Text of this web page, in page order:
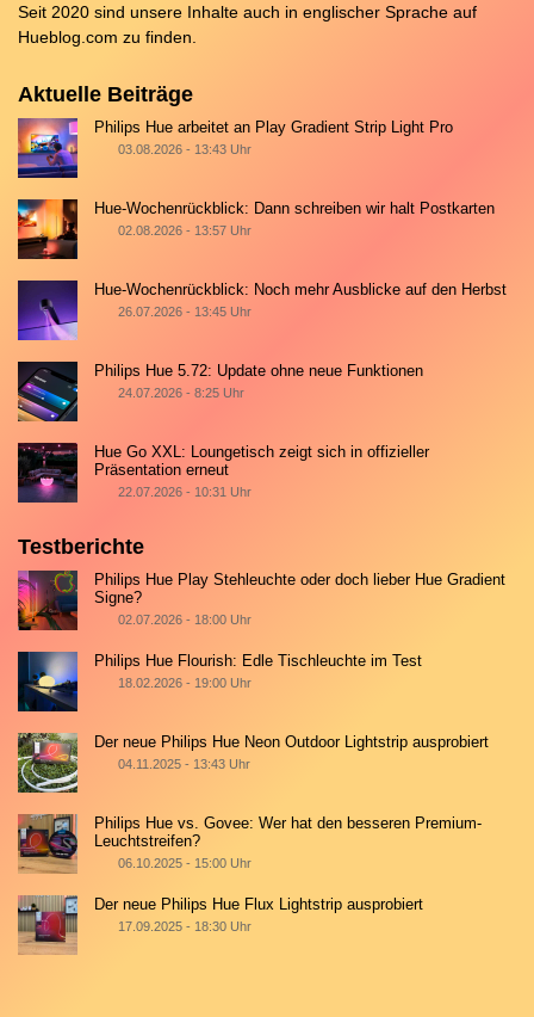
Seit 2020 sind unsere Inhalte auch in englischer Sprache auf
Hueblog.com zu finden.
Aktuelle Beiträge
Philips Hue arbeitet an Play Gradient Strip Light Pro
03.08.2026 - 13:43 Uhr
Hue-Wochenrückblick: Dann schreiben wir halt Postkarten
02.08.2026 - 13:57 Uhr
Hue-Wochenrückblick: Noch mehr Ausblicke auf den Herbst
26.07.2026 - 13:45 Uhr
Philips Hue 5.72: Update ohne neue Funktionen
24.07.2026 - 8:25 Uhr
Hue Go XXL: Loungetisch zeigt sich in offizieller
Präsentation erneut
22.07.2026 - 10:31 Uhr
Testberichte
Philips Hue Play Stehleuchte oder doch lieber Hue Gradient
Signe?
02.07.2026 - 18:00 Uhr
Philips Hue Flourish: Edle Tischleuchte im Test
18.02.2026 - 19:00 Uhr
Der neue Philips Hue Neon Outdoor Lightstrip ausprobiert
04.11.2025 - 13:43 Uhr
Philips Hue vs. Govee: Wer hat den besseren Premium-
Leuchtstreifen?
06.10.2025 - 15:00 Uhr
Der neue Philips Hue Flux Lightstrip ausprobiert
17.09.2025 - 18:30 Uhr